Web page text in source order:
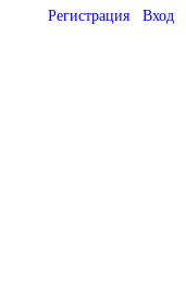
Регистрация Вход